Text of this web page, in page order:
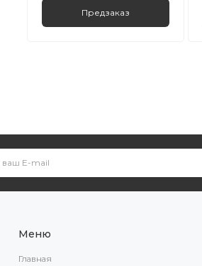
Предзаказ
Меню
Главная